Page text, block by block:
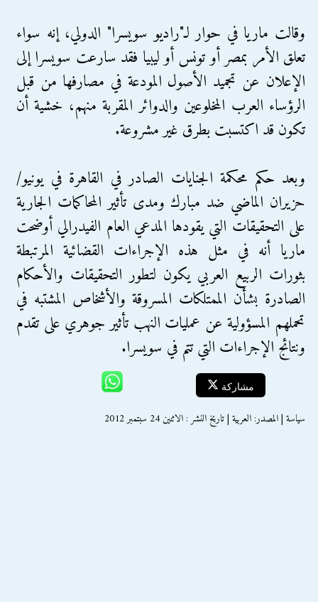
وقالت ماريا في حوار لـ"راديو سويسرا" الدولي، إنه سواء
تعلق الأمر بمصر أو تونس أو ليبيا فقد سارعت سويسرا إلى
الإعلان عن تجميد الأصول المودعة في مصارفها من قبل
الرؤساء العرب المخلوعين والدوائر المقربة منهم، خشية أن
تكون قد اكتسبت بطرق غير مشروعة.
وبعد حكم محكمة الجنايات الصادر في القاهرة في يونيو/
حزيران الماضي ضد مبارك ومدى تأثير المحاكمات الجارية
على التحقيقات التي يقودها المدعي العام الفيدرالي أوضحت
ماريا أنه في مثل هذه الإجراءات القضائية المرتبطة
بثورات الربيع العربي يكون لتطور التحقيقات والأحكام
الصادرة بشأن الممتلكات المسروقة والأشخاص المشتبه في
تحملهم المسؤولية عن عمليات النهب تأثير جوهري على تقدم
ونتائج الإجراءات التي تتم في سويسرا.
مشاركة
سياسة | المصدر: العربية | تاريخ النشر : الاثنين 24 سبتمبر 2012